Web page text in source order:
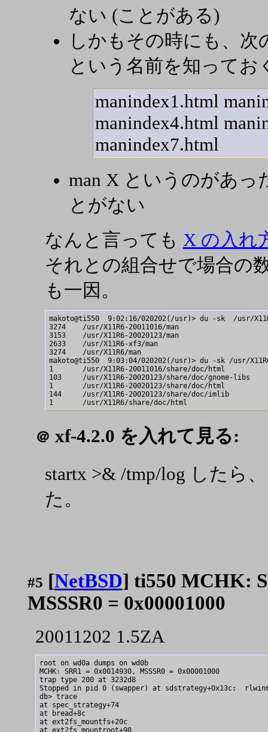
ない (ことがある)
しかもその時にも、次
という名前を知ってお
manindex1.html
manindex4.html
manindex7.html
man X というのがあっ
とがない
なんと言っても X の入れ
それとの組合せで場合の
も一因。
makoto@ti550  9:02:16/020202(/usr)> du -sk  /usr/
3274    /usr/X11R6-20011016/man
3153    /usr/X11R6-20020123/man
2633    /usr/X11R6-xf3/man
3274    /usr/X11R6/man
makoto@ti550  9:03:04/020202(/usr)> du -sk /usr/
1       /usr/X11R6-20011016/share/doc/html
103     /usr/X11R6-20020123/share/doc/gnome-libs
1       /usr/X11R6-20020123/share/doc/html
144     /usr/X11R6-20020123/share/doc/imlib
＠ xf-4.2.0 を入れて見る:
startx >& /tmp/log したら
た。
#5 [NetBSD] ti550 MCHK:
MSSSR0 = 0x00001000
20011202 1.5ZA
root on wd0a dumps on wd0b
MCHK: SRR1 = 0x0014930, MSSSR0 = 0x00001000
trap type 200 at 3232d8
Stopped in pid 0 (swapper) at sdstrategy+0x13c:	 rlwinm  0, 0, 4, 0, 27
db> trace
at spec_strategy+74
at bread+8c
at ext2fs_mountfs+20c
at ext2fs_mountroot+90